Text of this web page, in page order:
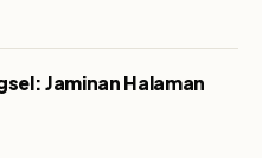
Jaminan Halaman